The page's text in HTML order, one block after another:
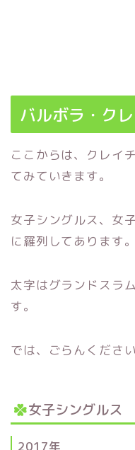
バルボラ・ク
ここからは、クレイ
てみていきます。
女子シングルス、女
に羅列してあります。
太字はグランドスラ
す。
では、ごらんください
女子シングルス
2017年